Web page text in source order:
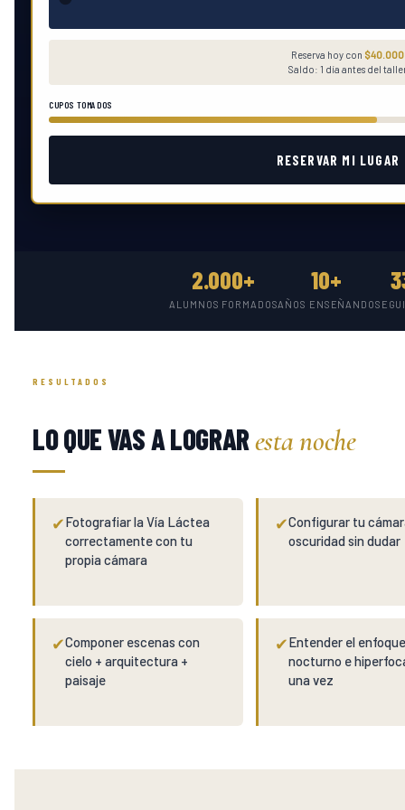
Reserva hoy con $40.000
Saldo: 1 día antes del
CUPOS TOMADOS
RESERVAR MI
2.000+
ALUMNOS FORMADOS
10+
AÑOS ENSEÑANDO
RESULTADOS
LO QUE VAS A LOGRAResta noche
✔Fotografiar la Vía Láctea
correctamente con tu
propia cámara
✔Configurar tu
oscuridad sin dudar
✔Componer escenas con
cielo + arquitectura +
paisaje
✔Entender el
nocturno e
una vez